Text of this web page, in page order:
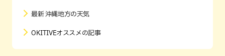
最新 沖縄地方の天気
OKITIVEオススメの記事